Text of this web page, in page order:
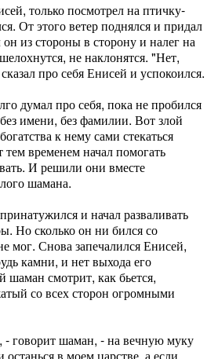
только посмотрел на птичку-
От этого ветер поднялся и придал
из стороны в сторону и налег на
не наклонятся. "Нет,
про себя Енисей и успокоился.
думал про себя, пока не пробился
имени, без фамилии. Вот злой
к нему сами стекаться
временем начал помогать
И решили они вместе
шамана.
и начал разваливать
Но сколько он ни бился со
мог. Снова запечалился Енисей,
камни, и нет выхода его
шаман смотрит, как бьется,
со всех сторон огромными
- говорит шаман, - на вечную муку